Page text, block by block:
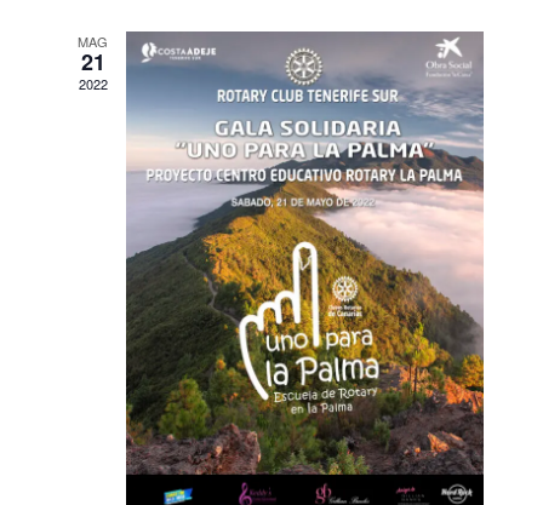
MAG
21
2022